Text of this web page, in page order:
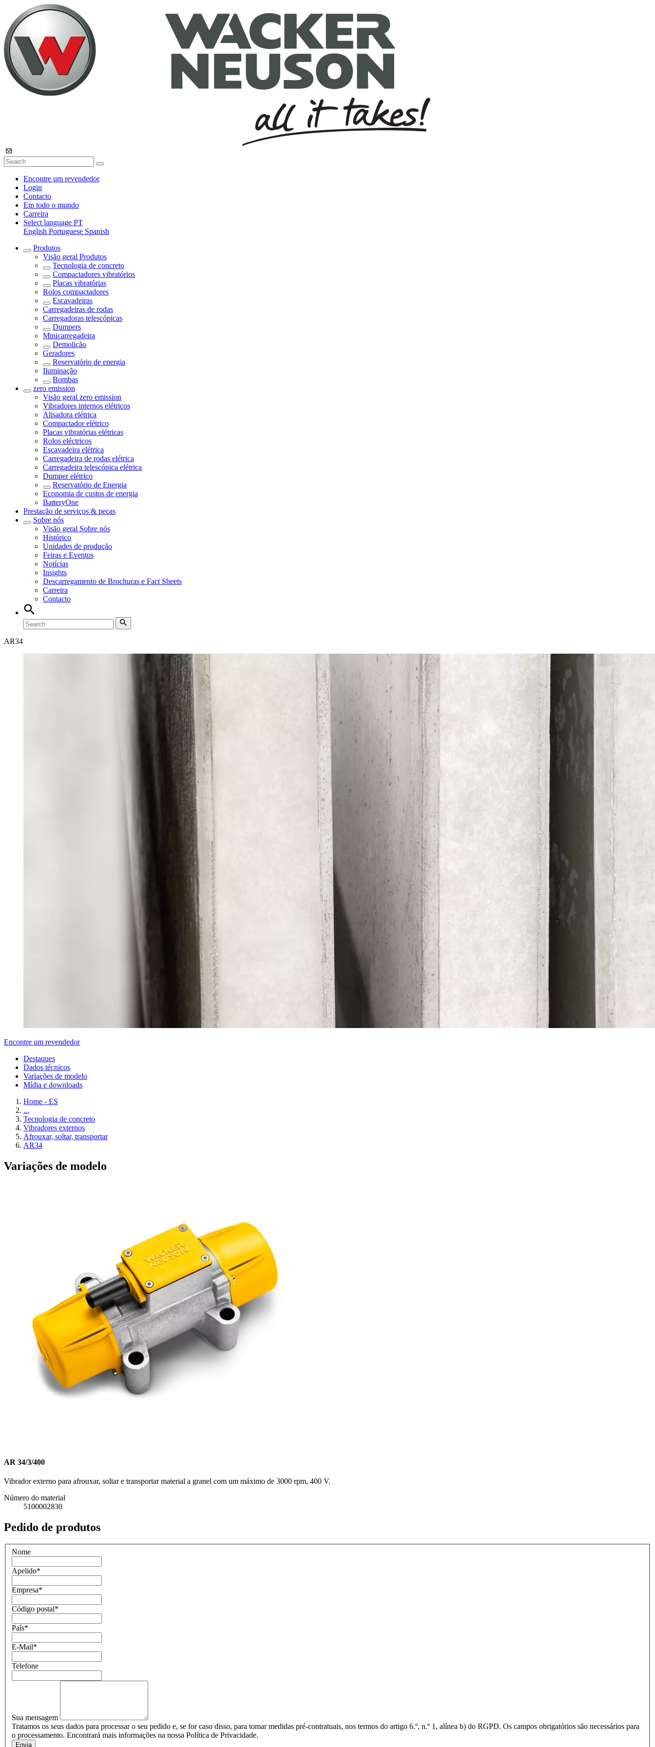
Encontre um revendedor
Login
Contacto
Em todo o mundo
Carreira
Select language PT
English Portuguese Spanish
Produtos
Visão geral Produtos
Tecnologia de concreto
Compactadores vibratórios
Placas vibratórias
Rolos compactadores
Escavadeiras
Carregadeiras de rodas
Carregadoras telescópicas
Dumpers
Minicarregadeira
Demolição
Geradores
Reservatório de energia
Iluminação
Bombas
zero emission
Visão geral zero emission
Vibradores internos elétricos
Alisadora elétrica
Compactador elétrico
Placas vibratórias elétricas
Rolos eléctricos
Escavadeira elétrica
Carregadeira de rodas elétrica
Carregadeira telescópica elétrica
Dumper elétrico
Reservatório de Energia
Economia de custos de energia
BatteryOne
Prestação de serviços & peças
Sobre nós
Visão geral Sobre nós
Histórico
Unidades de produção
Feiras e Eventos
Notícias
Insights
Descarregamento de Brochuras e Fact Sheets
Carreira
Contacto
AR34
Encontre um revendedor
Destaques
Dados técnicos
Variações de modelo
Mídia e downloads
Home - ES
...
Tecnologia de concreto
Vibradores externos
Afrouxar, soltar, transportar
AR34
Variações de modelo
AR 34/3/400
Vibrador externo para afrouxar, soltar e transportar material a granel com um máximo de 3000 rpm, 400 V.
Número do material
5100002830
Pedido de produtos
Nome
Apelido*
Empresa*
Código postal*
País*
E-Mail*
Telefone
Sua mensagem
Tratamos os seus dados para processar o seu pedido e, se for caso disso, para tomar medidas pré-contratuais, nos termos do artigo 6.º, n.º 1, alínea b) do RGPD. Os campos obrigatórios são necessários para
o processamento. Encontrará mais informações na nossa Política de Privacidade.
Envia